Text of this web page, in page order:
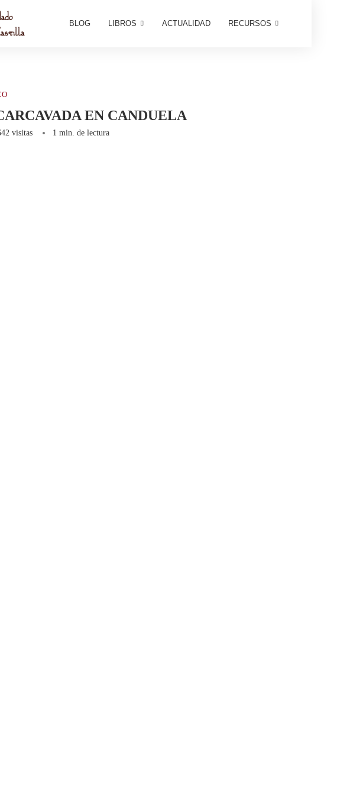
BLOG LIBROS ACTUALIDAD RECURSOS
EN CANDUELA
visitas 1 min. de lectura